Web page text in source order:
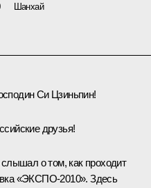
Шанхай
Си Цзиньпин!
друзья!
о том, как проходит
«ЭКСПО-2010». Здесь